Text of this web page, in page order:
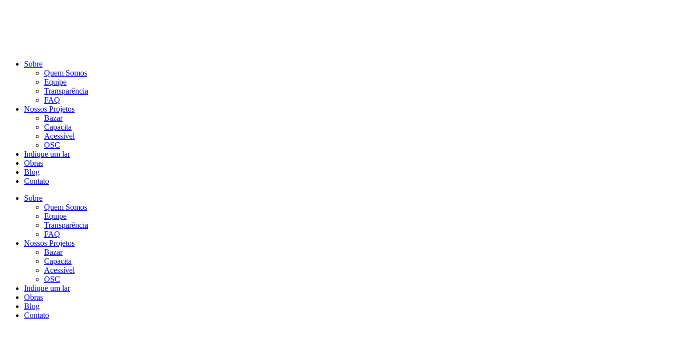
Sobre
Quem Somos
Equipe
Transparência
FAQ
Nossos Projetos
Bazar
Capacita
Acessível
OSC
Indique um lar
Obras
Blog
Contato
Sobre
Quem Somos
Equipe
Transparência
FAQ
Nossos Projetos
Bazar
Capacita
Acessível
OSC
Indique um lar
Obras
Blog
Contato